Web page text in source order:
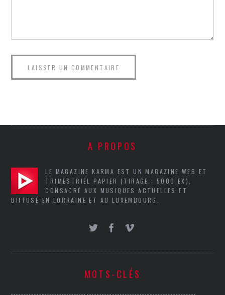
A PROPOS
LE MAGAZINE KARMA EST UN MAGAZINE WEB ET
TRIMESTRIEL PAPIER (TIRAGE : 5000 EX),
CONSACRÉ AUX MUSIQUES ACTUELLES ET
DIFFUSÉ EN LORRAINE ET AU LUXEMBOURG.
MOTS-CLÉS